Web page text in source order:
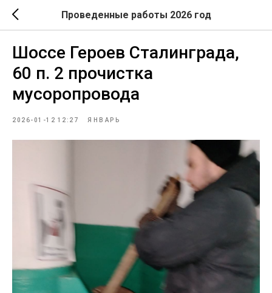
Проведенные работы 2026 год
Шоссе Героев Сталинграда,
60 п. 2 прочистка
мусоропровода
2026-01-12 12:27 ЯНВАРЬ